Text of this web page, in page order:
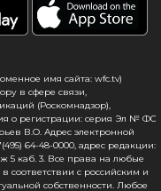
в области
на использование
уведомлением
вы не согласны
тип файлов,
установить
сайт wfc.tv
имя сайта: wfc.tv)
в сфере связи,
(Роскомнадзор),
о регистрации: серия Эл № ФС
В.О. Адрес электронной
64-48-0000, адрес редакции:
5 каб. 3. Все права на любые
соответствии с российским и
собственности. Любое